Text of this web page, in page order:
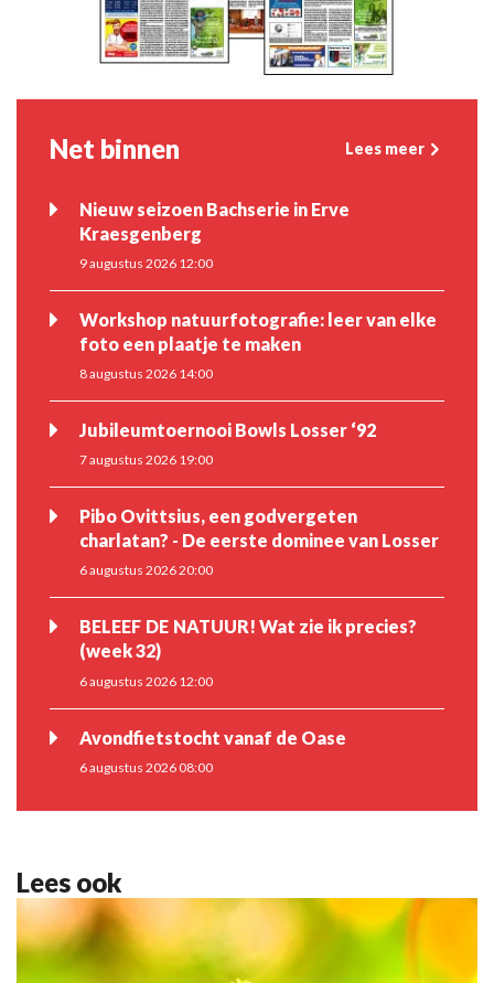
Net binnen Lees meer
Nieuw seizoen Bachserie in Erve
Kraesgenberg
9 augustus 2026 12:00
Workshop natuurfotografie: leer van elke
foto een plaatje te maken
8 augustus 2026 14:00
Jubileumtoernooi Bowls Losser ‘92
7 augustus 2026 19:00
Pibo Ovittsius, een godvergeten
charlatan? - De eerste dominee van Losser
6 augustus 2026 20:00
BELEEF DE NATUUR! Wat zie ik precies?
(week 32)
6 augustus 2026 12:00
Avondfietstocht vanaf de Oase
6 augustus 2026 08:00
Lees ook